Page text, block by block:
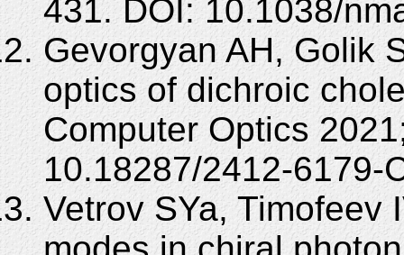
431. DOI: 10.1038/
Gevorgyan AH, Golik
optics of dichroic
Computer Optics
10.18287/2412-6179-
Vetrov SYa, Timofeev